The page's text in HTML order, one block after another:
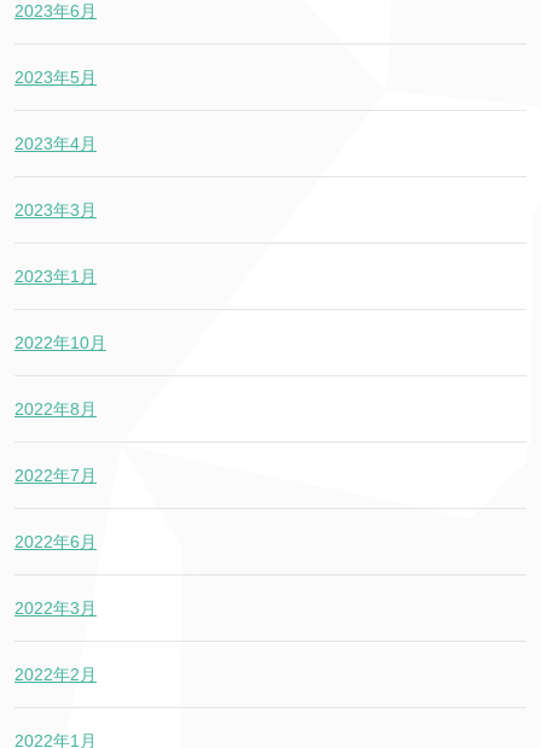
2023年6月
2023年5月
2023年4月
2023年3月
2023年1月
2022年10月
2022年8月
2022年7月
2022年6月
2022年3月
2022年2月
2022年1月